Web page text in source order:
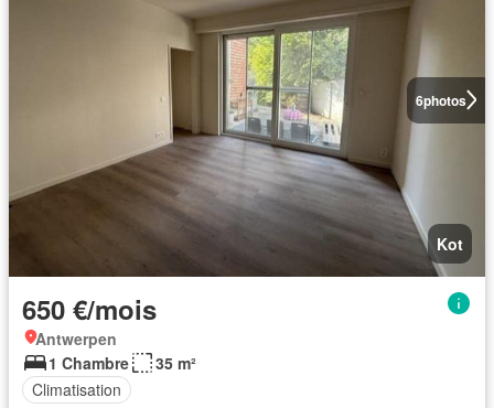
6photos
Kot
650 €/mois
Antwerpen
1 Chambre
35 m²
Climatisation